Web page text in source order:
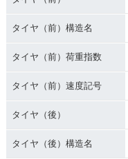
タイヤ（前）構造名
タイヤ（前）荷重指数
タイヤ（前）速度記号
タイヤ（後）
タイヤ（後）構造名